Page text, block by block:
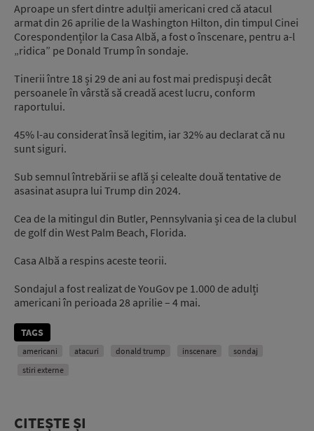
Aproape un sfert dintre adulții americani cred că atacul
armat din 26 aprilie de la Washington Hilton, din timpul Cinei
Corespondenților la Casa Albă, a fost o înscenare, pentru a-l
„ridica” pe Donald Trump în sondaje.
Tinerii între 18 și 29 de ani au fost mai predispuși decât
persoanele în vârstă să creadă acest lucru, conform
raportului.
45% l-au considerat însă legitim, iar 32% au declarat că nu
sunt siguri.
Sub semnul întrebării se află și celealte două tentative de
asasinat asupra lui Trump din 2024.
Cea de la mitingul din Butler, Pennsylvania și cea de la clubul
de golf din West Palm Beach, Florida.
Casa Albă a respins aceste teorii.
Sondajul a fost realizat de YouGov pe 1.000 de adulți
americani în perioada 28 aprilie – 4 mai.
TAGS
americani atacuri donald trump inscenare
sondaj
stiri externe
CITEȘTE ȘI